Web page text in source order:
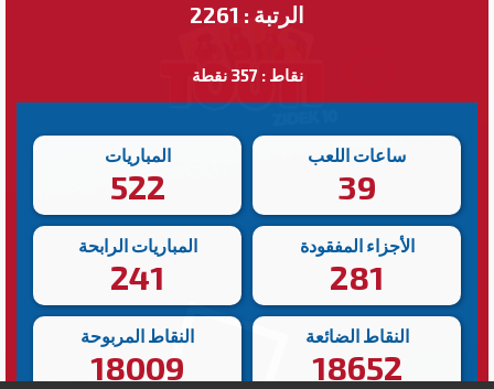
الرتبة : 2261
نقاط : 357 نقطة
المباريات
522
ساعات اللعب
39
المباريات الرابحة
241
الأجزاء المفقودة
281
النقاط المربوحة
18009
النقاط الضائعة
18652